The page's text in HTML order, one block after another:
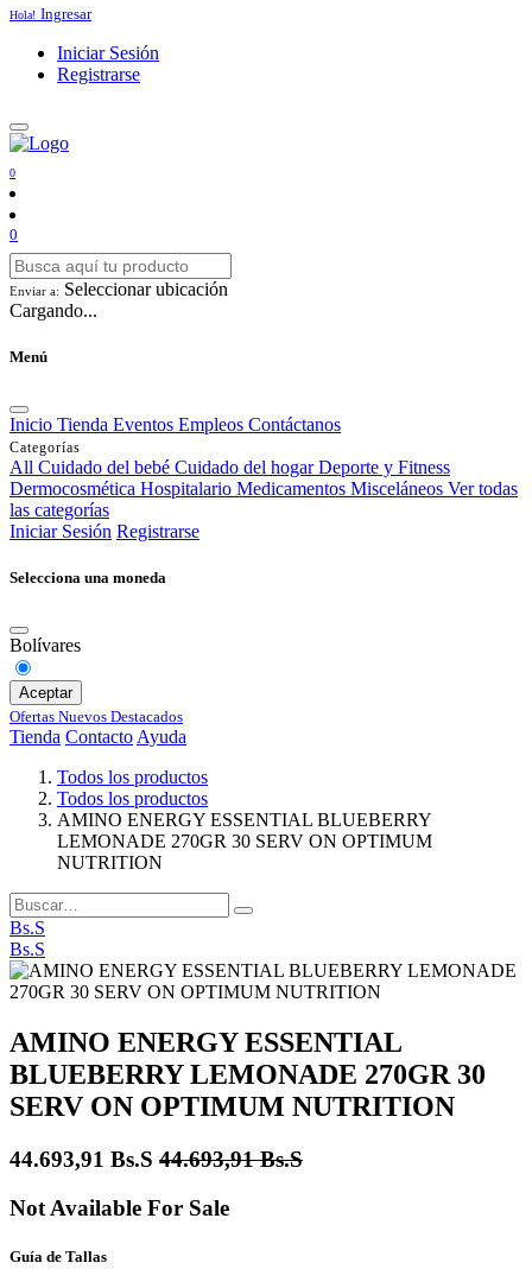
Hola! Ingresar
Iniciar Sesión
Registrarse
0
0
Enviar a: Seleccionar ubicación
Cargando...
Menú
Inicio Tienda Eventos Empleos Contáctanos
Categorías
All Cuidado del bebé Cuidado del hogar Deporte y Fitness
Dermocosmética Hospitalario Medicamentos Misceláneos Ver todas
las categorías
Iniciar Sesión Registrarse
Selecciona una moneda
Bolívares
Aceptar
Ofertas Nuevos Destacados
Tienda Contacto Ayuda
Todos los productos
Todos los productos
AMINO ENERGY ESSENTIAL BLUEBERRY
LEMONADE 270GR 30 SERV ON OPTIMUM
NUTRITION
Bs.S
Bs.S
AMINO ENERGY ESSENTIAL
BLUEBERRY LEMONADE 270GR 30
SERV ON OPTIMUM NUTRITION
44.693,91 Bs.S 44.693,91Bs.S
Not Available For Sale
Guía de Tallas